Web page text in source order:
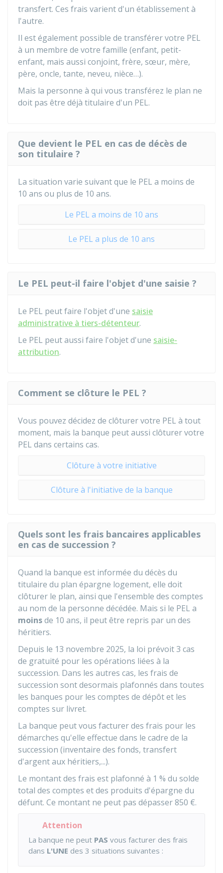
transfert. Ces frais varient d'un établissement à
l'autre.
Il est également possible de transférer votre PEL
à un membre de votre famille (enfant, petit-
enfant, mais aussi conjoint, frère, sœur, mère,
père, oncle, tante, neveu, nièce…).
Mais la personne à qui vous transférez le plan ne
doit pas être déjà titulaire d'un PEL.
Que devient le PEL en cas de décès de
son titulaire ?
La situation varie suivant que le PEL a moins de
10 ans ou plus de 10 ans.
Le PEL a moins de 10 ans
Le PEL a plus de 10 ans
Le PEL peut-il faire l'objet d'une saisie ?
Le PEL peut faire l'objet d'une saisie
administrative à tiers-détenteur.
Le PEL peut aussi faire l'objet d'une saisie-
attribution.
Comment se clôture le PEL ?
Vous pouvez décidez de clôturer votre PEL à tout
moment, mais la banque peut aussi clôturer votre
PEL dans certains cas.
Clôture à votre initiative
Clôture à l'initiative de la banque
Quels sont les frais bancaires applicables
en cas de succession ?
Quand la banque est informée du décès du
titulaire du plan épargne logement, elle doit
clôturer le plan, ainsi que l'ensemble des comptes
au nom de la personne décédée. Mais si le PEL a
moinsde 10 ans, il peut être repris par un des
héritiers.
Depuis le 13 novembre 2025, la loi prévoit 3 cas
de gratuité pour les opérations liées à la
succession. Dans les autres cas, les frais de
succession sont desormais plafonnés dans toutes
les banques pour les comptes de dépôt et les
comptes sur livret.
La banque peut vous facturer des frais pour les
démarches qu'elle effectue dans le cadre de la
succession (inventaire des fonds, transfert
d'argent aux héritiers,...).
Le montant des frais est plafonné à 1 % du solde
total des comptes et des produits d'épargne du
défunt. Ce montant ne peut pas dépasser850 €.
Attention
La banque ne peut PAS vous facturer des frais
dans L'UNE des 3 situations suivantes :